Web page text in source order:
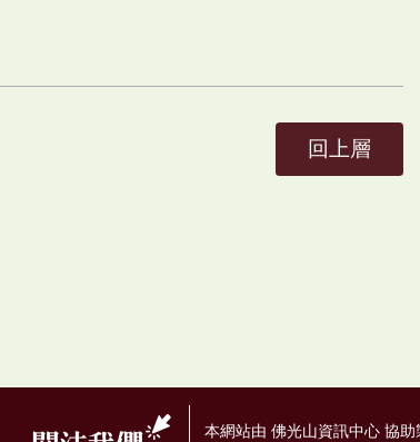
回上層
本網站由 佛光山資訊中心 協助